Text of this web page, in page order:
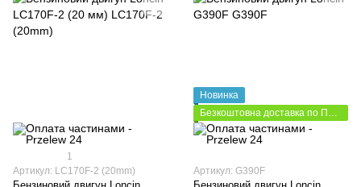
1
Артикул: LC170F-2 (20mm)
Новинка
Безкоштовна доставка по Польщі
Артикул: G390F